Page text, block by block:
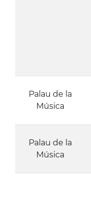
Palau de la
Música
Palau de la
Música